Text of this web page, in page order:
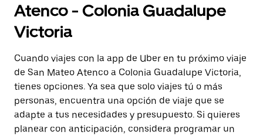
Atenco - Colonia Guadalupe
Victoria
Cuando viajes con la app de Uber en tu próximo viaje
de San Mateo Atenco a Colonia Guadalupe Victoria,
tienes opciones. Ya sea que solo viajes tú o más
personas, encuentra una opción de viaje que se
adapte a tus necesidades y presupuesto. Si quieres
planear con anticipación, considera programar un